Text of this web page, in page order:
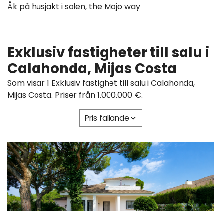
Åk på husjakt i solen, the Mojo way
Exklusiv fastigheter till salu i
Calahonda, Mijas Costa
Som visar 1 Exklusiv fastighet till salu i Calahonda,
Mijas Costa. Priser från 1.000.000 €.
Pris fallande